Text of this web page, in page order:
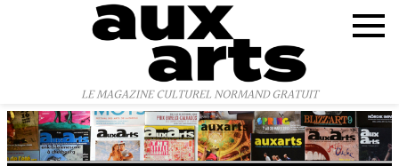
LE MAGAZINE CULTUREL NORMAND GRATUIT
Panneau de gestion des cookies